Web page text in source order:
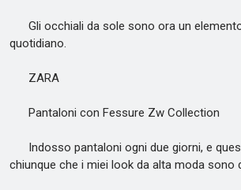
Gli occhiali da sole sono ora un
quotidiano.
ZARA
Pantaloni con Fessure Zw Collection
Indosso pantaloni ogni due giorni, e
chiunque che i miei look da alta moda sono